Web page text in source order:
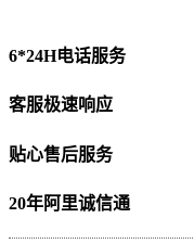
6*24H电话服务
客服极速响应
贴心售后服务
20年阿里诚信通